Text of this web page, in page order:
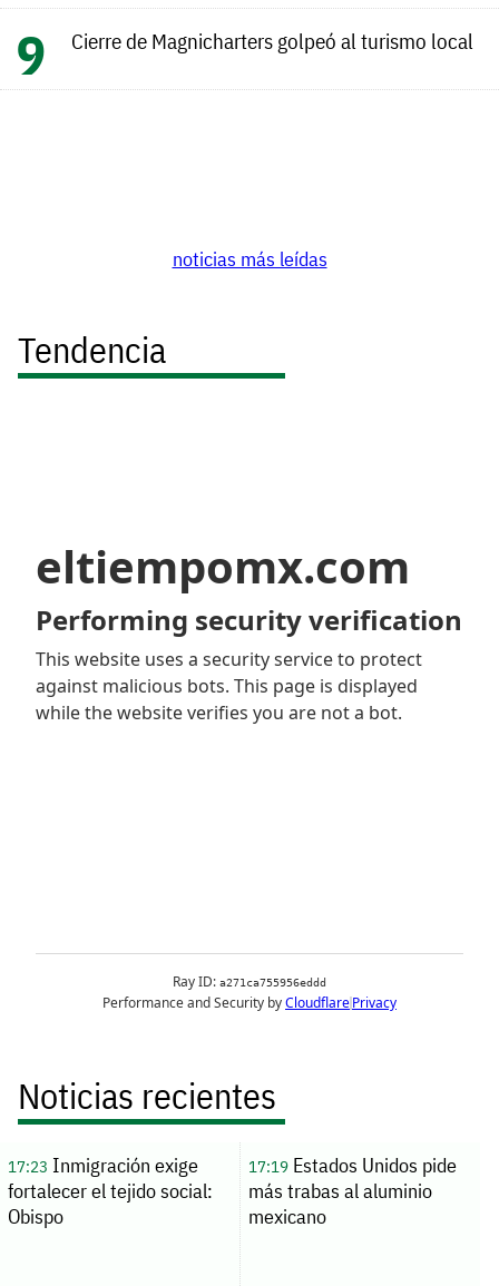
Cierre de Magnicharters golpeó al turismo local
noticias más leídas
Tendencia
Noticias recientes
17:23 Inmigración exige
fortalecer el tejido social:
Obispo
17:19Estados Unidos pide
más trabas al aluminio
mexicano